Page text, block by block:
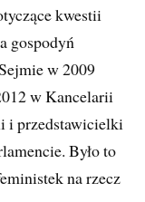
kwestii
gospodyń
w 2009
w Kancelarii
i przedstawicielki
Było to
na rzecz